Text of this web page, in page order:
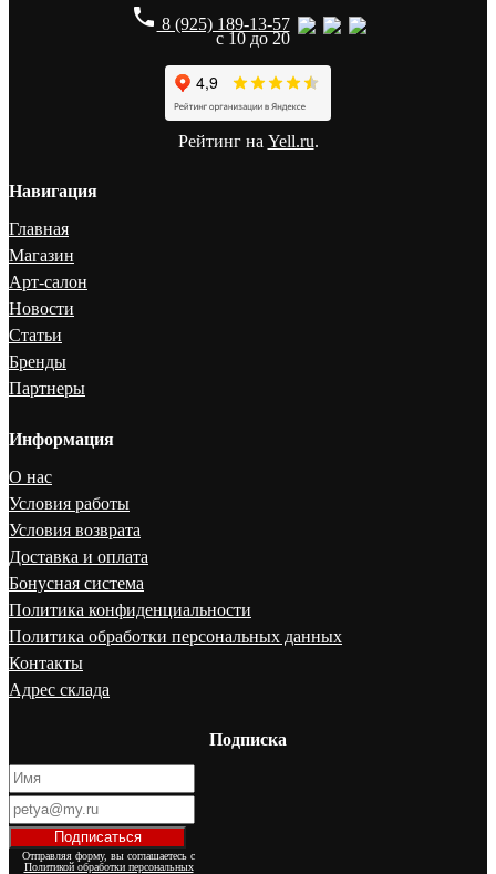
phone 8 (925) 189-13-57
с 10 до 20
Рейтинг на Yell.ru.
Навигация
Главная
Магазин
Арт-салон
Новости
Статьи
Бренды
Партнеры
Информация
О нас
Условия работы
Условия возврата
Доставка и оплата
Бонусная система
Политика конфиденциальности
Политика обработки персональных данных
Контакты
Адрес склада
Подписка
Отправляя форму, вы соглашаетесь с
Политикой обработки персональных